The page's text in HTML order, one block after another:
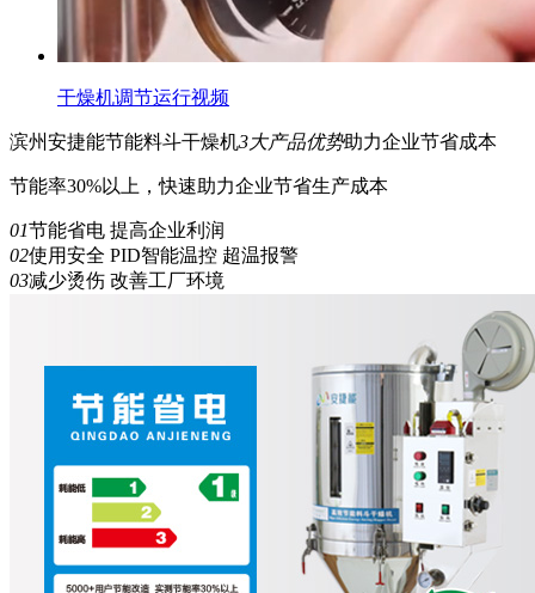
干燥机调节运行视频
滨州安捷能节能料斗干燥机3大产品优势助力企业节省成本
节能率30%以上，快速助力企业节省生产成本
01节能省电 提高企业利润
02使用安全 PID智能温控 超温报警
03减少烫伤 改善工厂环境